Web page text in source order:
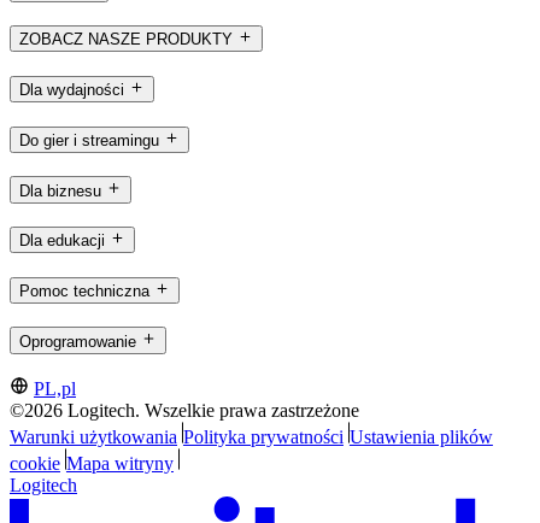
ZOBACZ NASZE PRODUKTY
Dla wydajności
Do gier i streamingu
Dla biznesu
Dla edukacji
Pomoc techniczna
Oprogramowanie
PL,pl
©2026 Logitech. Wszelkie prawa zastrzeżone
Warunki użytkowania Polityka prywatności Ustawienia plików
cookie Mapa witryny
Logitech